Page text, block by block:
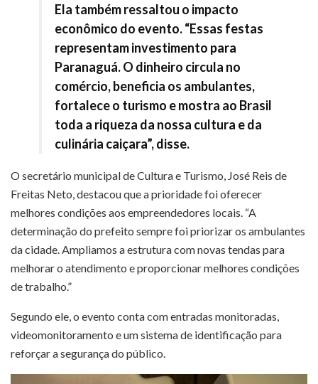
Ela também ressaltou o impacto
econômico do evento. “Essas festas
representam investimento para
Paranaguá. O dinheiro circula no
comércio, beneficia os ambulantes,
fortalece o turismo e mostra ao Brasil
toda a riqueza da nossa cultura e da
culinária caiçara”, disse.
O secretário municipal de Cultura e Turismo, José Reis de
Freitas Neto, destacou que a prioridade foi oferecer
melhores condições aos empreendedores locais. “A
determinação do prefeito sempre foi priorizar os ambulantes
da cidade. Ampliamos a estrutura com novas tendas para
melhorar o atendimento e proporcionar melhores condições
de trabalho.”
Segundo ele, o evento conta com entradas monitoradas,
videomonitoramento e um sistema de identificação para
reforçar a segurança do público.